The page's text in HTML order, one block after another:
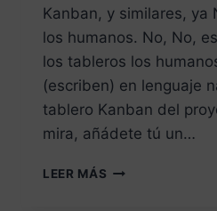
Kanban, y similares, ya
los humanos. No, No,
los tableros los
(escriben) en lenguaje
tablero Kanban del
mira, añádete tú un…
LEER MÁS